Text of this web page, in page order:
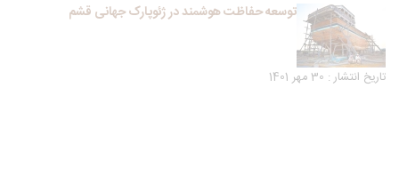
توسعه حفاظت هوشمند در ژئوپارک جهانی قشم
تاریخ انتشار : 30 مهر 1401